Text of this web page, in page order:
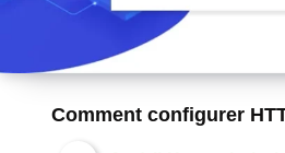
Comment configurer